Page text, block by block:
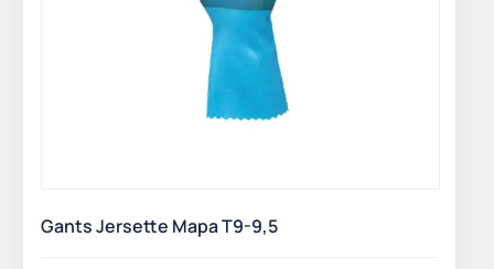
Gants Jersette Mapa T9-9,5